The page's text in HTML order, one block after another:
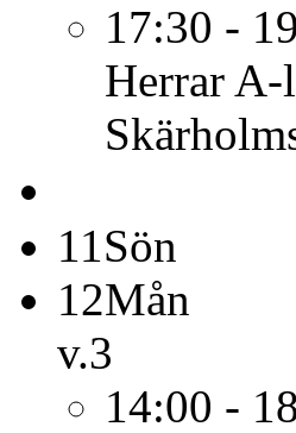
17:30 -
Herrar A-
11Sön
12Mån
v.3
14:00 -